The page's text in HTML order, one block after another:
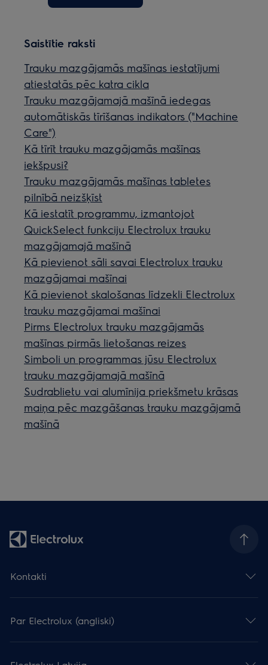
Saistītie raksti
Trauku mazgājamās mašīnas iestatījumi
atiestatās pēc katra cikla
Trauku mazgājamajā mašīnā iedegas
automātiskās tīrīšanas indikators ("Machine
Care")
Kā tīrīt trauku mazgājamās mašīnas
iekšpusi?
Trauku mazgājamās mašīnas tabletes
pilnībā neizšķīst
Kā iestatīt programmu, izmantojot
QuickSelect funkciju Electrolux trauku
mazgājamajā mašīnā
Kā pievienot sāli savai Electrolux trauku
mazgājamai mašīnai
Kā pievienot skalošanas līdzekli Electrolux
trauku mazgājamai mašīnai
Pirms Electrolux trauku mazgājamās
mašīnas pirmās lietošanas reizes
Simboli un programmas jūsu Electrolux
trauku mazgājamajā mašīnā
Sudrablietu vai alumīnija priekšmetu krāsas
maiņa pēc mazgāšanas trauku mazgājamā
mašīnā
Kontakti
Par Electrolux (angliski)